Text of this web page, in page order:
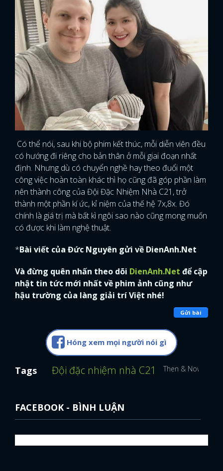
Có thể nói, sau khi bộ phim kết thúc, mỗi diễn viên đều
có hướng đi riêng cho bản thân ở mỗi giai đoạn nhất
định. Nhưng dù có chuyển nghề hay theo đuổi một
công việc hoàn toàn khác thì họ cũng đã góp phần làm
nên thành công của Đội Đặc Nhiệm Nhà C21, trở
thành một phần kí ức, kỉ niệm của thế hệ 7x,8x. Đó
chính là giá trị mà bất kì ngôi sao nào cũng mong muốn
có được khi làm nghệ thuật.
*Bài viết của Đức Nguyên gửi về DienAnh.Net
Và đừng quên nhấn theo dõi DienAnh.Net để cập
nhật tin tức mới nhất về phim ảnh cũng như
hậu trường của làng giải trí Việt nhé!
Gửi bài
Hóng xem mọi người nói gì
Tags Đội đặc nhiệm nhà C21 Then & Now
FACEBOOK - BÌNH LUẬN